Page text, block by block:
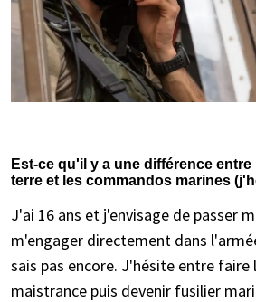
Est-ce qu'il y a une différence entre
terre et les commandos marines
J'ai 16 ans et j'envisage de passer
m'engager directement dans
sais pas encore. J'hésite entre faire
maistrance puis devenir fusilier